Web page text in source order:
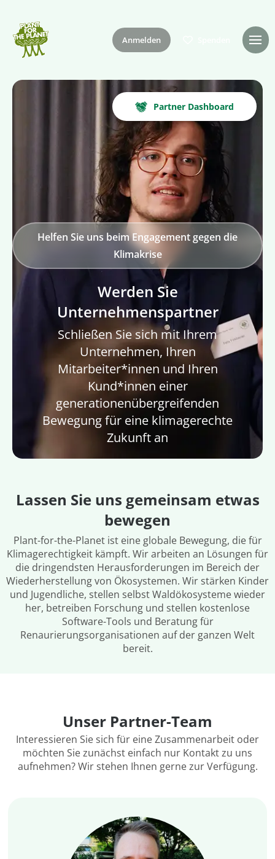
Anmelden
Partner Dashboard
Helfen Sie uns beim Engagement gegen die
Klimakrise
Werden Sie
Unternehmenspartner
Schließen Sie sich mit Ihrem
Unternehmen, Ihren
Mitarbeiter*innen und Ihren
Kund*innen einer
generationenübergreifenden
Bewegung für eine klimagerechte
Zukunft an
Lassen Sie uns gemeinsam etwas
bewegen
Plant-for-the-Planet ist eine globale Bewegung, die für
Klimagerechtigkeit kämpft. Wir arbeiten an Lösungen für
die dringendsten Herausforderungen im Bereich der
Wiederherstellung von Ökosystemen. Wir stärken Kinder
und Jugendliche, stellen selbst Waldökosysteme wieder
her, betreiben Forschung und stellen kostenlose
Software-Tools und Beratung für
Renaurierungsorganisationen auf der ganzen Welt
bereit.
Unser Partner-Team
Interessieren Sie sich für eine Zusammenarbeit oder
möchten Sie zunächst einfach nur Kontakt zu uns
aufnehmen? Wir stehen Ihnen gerne zur Verfügung.